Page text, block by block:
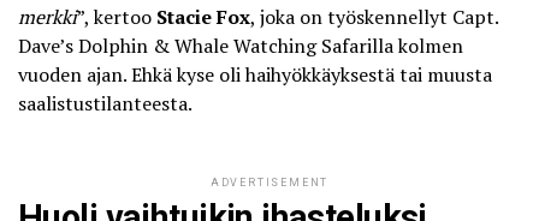
merkki”, kertoo Stacie Fox, joka on työskennellyt Capt.
Dave’s Dolphin & Whale Watching Safarilla kolmen
vuoden ajan. Ehkä kyse oli haihyökkäyksestä tai muusta
saalistustilanteesta.
ADVERTISEMENT